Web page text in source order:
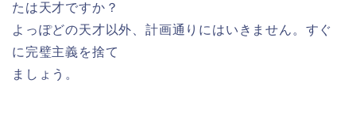
たは天才ですか？
よっぽどの天才以外、計画通りにはいきません。すぐ
に完璧主義を捨て
ましょう。